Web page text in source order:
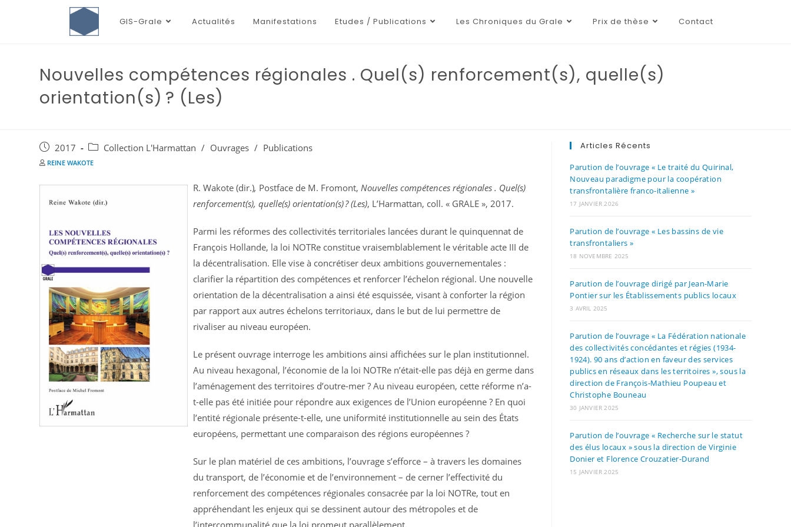
GIS-Grale Actualités Manifestations Etudes / Publications Les Chroniques du Grale Prix de thèse Contact
Nouvelles compétences régionales . Quel(s) renforcement(s), quelle(s)
orientation(s) ? (Les)
2017 Collection L'Harmattan / Ouvrages / Publications
REINE WAKOTE
R. Wakote (dir.), Postface de M. Fromont, Nouvelles compétences régionales . Quel(s)
renforcement(s), quelle(s) orientation(s) ? (Les), L’Harmattan, coll. « GRALE », 2017.
Parmi les réformes des collectivités territoriales lancées durant le quinquennat de
François Hollande, la loi NOTRe constitue vraisemblablement le véritable acte III de
la décentralisation. Elle vise à concrétiser deux ambitions gouvernementales :
clarifier la répartition des compétences et renforcer l’échelon régional. Une nouvelle
orientation de la décentralisation a ainsi été esquissée, visant à conforter la région
par rapport aux autres échelons territoriaux, dans le but de lui permettre de
rivaliser au niveau européen.
Le présent ouvrage interroge les ambitions ainsi affichées sur le plan institutionnel.
Au niveau hexagonal, l’économie de la loi NOTRe n’était-elle pas déjà en germe dans
l’aménagement des territoires d’outre-mer ? Au niveau européen, cette réforme n’a-
t-elle pas été initiée pour répondre aux exigences de l’Union européenne ? En quoi
l’entité régionale présente-t-elle, une uniformité institutionnelle au sein des États
européens, permettant une comparaison des régions européennes ?
Sur le plan matériel de ces ambitions, l’ouvrage s’efforce – à travers les domaines
du transport, de l’économie et de l’environnement – de cerner l’effectivité du
renforcement des compétences régionales consacrée par la loi NOTRe, tout en
appréhendant les enjeux qui se dessinent autour des métropoles et de
Articles Récents
Parution de l’ouvrage « Le traité du Quirinal,
Nouveau paradigme pour la coopération
transfrontalière franco-italienne »
17 JANVIER 2026
Parution de l’ouvrage « Les bassins de vie
transfrontaliers »
18 NOVEMBRE 2025
Parution de l’ouvrage dirigé par Jean-Marie
Pontier sur les Établissements publics locaux
3 AVRIL 2025
Parution de l’ouvrage « La Fédération nationale
des collectivités concédantes et régies (1934-
1924). 90 ans d’action en faveur des services
publics en réseaux dans les territoires », sous la
direction de François-Mathieu Poupeau et
Christophe Bouneau
30 JANVIER 2025
Parution de l’ouvrage « Recherche sur le statut
des élus locaux » sous la direction de Virginie
Donier et Florence Crouzatier-Durand
15 JANVIER 2025